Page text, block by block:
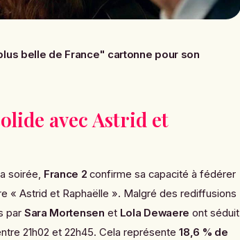
belle de France" cartonne pour son
avec Astrid et
soirée, France 2 confirme sa capacité à fédérer
« Astrid et Raphaëlle ». Malgré des rediffusions
par Sara Mortensen et Lola Dewaere ont séduit
21h02 et 22h45. Cela représente18,6 % de